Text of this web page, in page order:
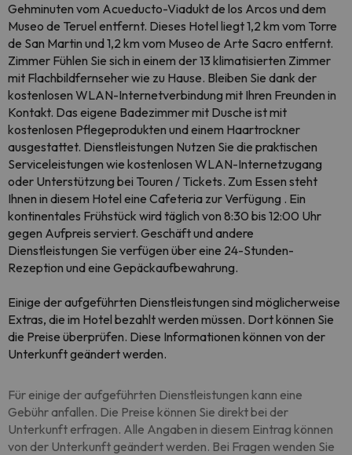
Gehminuten vom Acueducto-Viadukt de los Arcos und dem
Museo de Teruel entfernt. Dieses Hotel liegt 1,2 km vom Torre
de San Martin und 1,2 km vom Museo de Arte Sacro entfernt.
Zimmer Fühlen Sie sich in einem der 13 klimatisierten Zimmer
mit Flachbildfernseher wie zu Hause. Bleiben Sie dank der
kostenlosen WLAN-Internetverbindung mit Ihren Freunden in
Kontakt. Das eigene Badezimmer mit Dusche ist mit
kostenlosen Pflegeprodukten und einem Haartrockner
ausgestattet. Dienstleistungen Nutzen Sie die praktischen
Serviceleistungen wie kostenlosen WLAN-Internetzugang
oder Unterstützung bei Touren / Tickets. Zum Essen steht
Ihnen in diesem Hotel eine Cafeteria zur Verfügung . Ein
kontinentales Frühstück wird täglich von 8:30 bis 12:00 Uhr
gegen Aufpreis serviert. Geschäft und andere
Dienstleistungen Sie verfügen über eine 24-Stunden-
Rezeption und eine Gepäckaufbewahrung.
Einige der aufgeführten Dienstleistungen sind möglicherweise
Extras, die im Hotel bezahlt werden müssen. Dort können Sie
die Preise überprüfen. Diese Informationen können von der
Unterkunft geändert werden.
Für einige der aufgeführten Dienstleistungen kann eine
Gebühr anfallen. Die Preise können Sie direkt bei der
Unterkunft erfragen. Alle Angaben in diesem Eintrag können
von der Unterkunft geändert werden. Bei Fragen wenden Sie